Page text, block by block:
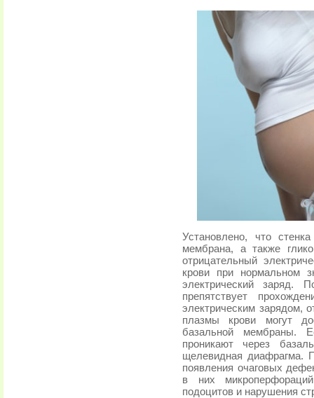
Установлено, что
мембрана, а также
отрицательный
крови при нормальном
электрический заряд.
препятствует
электрическим зарядом,
плазмы крови могут
базальной мембраны.
проникают через
щелевидная диафрагма.
появления очаговых
в них
подоцитов и нарушения